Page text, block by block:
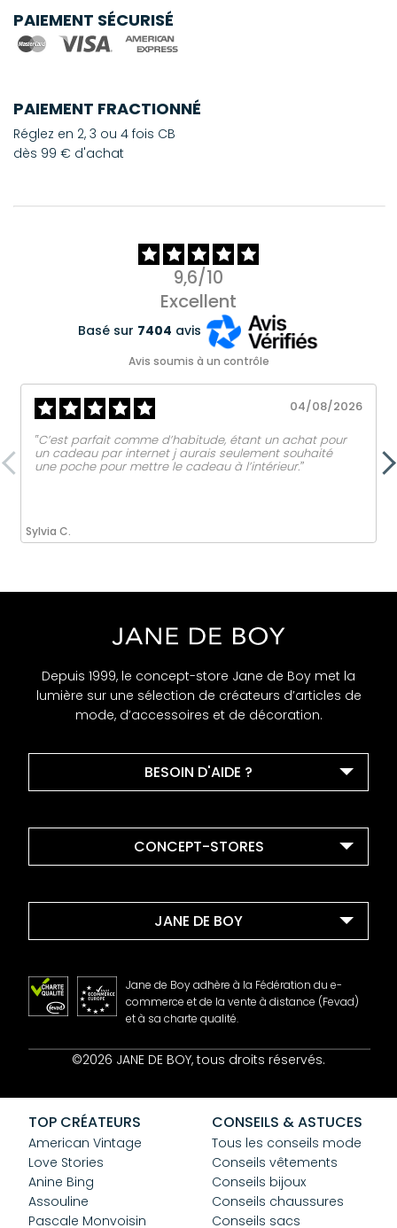
PAIEMENT SÉCURISÉ
PAIEMENT FRACTIONNÉ
Réglez en 2, 3 ou 4 fois CB
dès 99 € d'achat
9,6/10
Excellent
Basé sur 7404 avis
Avis soumis à un contrôle
Sylvia C.
04/08/2026
‟C’est parfait comme d’habitude, étant un achat pour
un cadeau par internet j aurais seulement souhaité
une poche pour mettre le cadeau à l’intérieur.ˮ
Depuis 1999, le concept-store Jane de Boy met la
lumière sur une sélection de créateurs d’articles de
mode, d’accessoires et de décoration.
BESOIN D'AIDE ?
CONCEPT-STORES
JANE DE BOY
Contact
CGV
Confidentialité
Cookies
Jane de Boy adhère à la Fédération du e-
commerce et de la vente à distance (Fevad)
et à sa charte qualité.
©2026 JANE DE BOY, tous droits réservés.
TOP CRÉATEURS
American Vintage
Love Stories
Anine Bing
Assouline
Pascale Monvoisin
CONSEILS & ASTUCES
Tous les conseils mode
Conseils vêtements
Conseils bijoux
Conseils chaussures
Conseils sacs